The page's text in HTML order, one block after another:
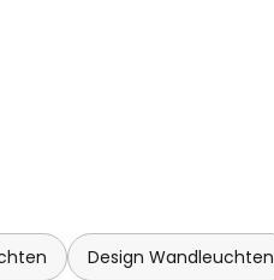
Design Wandleuchten